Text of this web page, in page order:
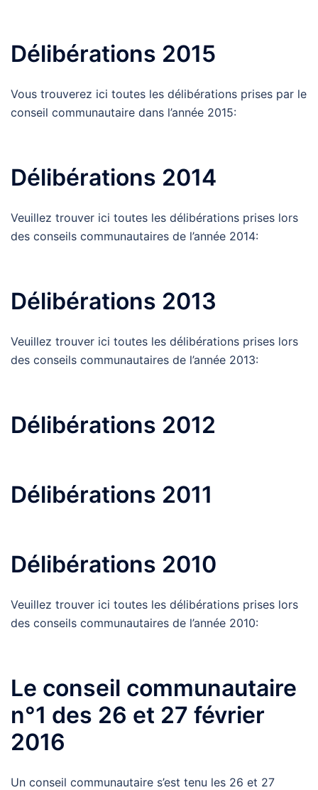
Délibérations 2015
Vous trouverez ici toutes les délibérations prises par le
conseil communautaire dans l’année 2015:
Délibérations 2014
Veuillez trouver ici toutes les délibérations prises lors
des conseils communautaires de l’année 2014:
Délibérations 2013
Veuillez trouver ici toutes les délibérations prises lors
des conseils communautaires de l’année 2013:
Délibérations 2012
Délibérations 2011
Délibérations 2010
Veuillez trouver ici toutes les délibérations prises lors
des conseils communautaires de l’année 2010:
Le conseil communautaire
n°1 des 26 et 27 février
2016
Un conseil communautaire s’est tenu les 26 et 27